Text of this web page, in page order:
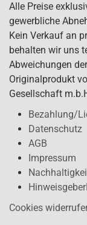
Alle Preise
gewerbliche
Kein Verkauf an
behalten wir uns
Abweichungen
Originalprodukt
Gesellschaft
Bezahlung/
Datenschutz
AGB
Impressum
Cookies